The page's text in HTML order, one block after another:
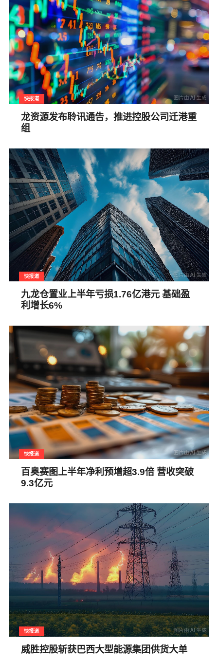
快报道
龙资源发布聆讯通告，推进控股公司迁港重
组
快报道
九龙仓置业上半年亏损1.76亿港元 基础盈
利增长6%
快报道
百奥赛图上半年净利预增超3.9倍 营收突破
9.3亿元
快报道
威胜控股斩获巴西大型能源集团供货大单